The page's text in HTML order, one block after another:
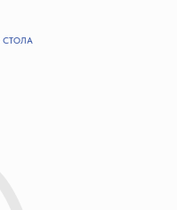
СТОЛА